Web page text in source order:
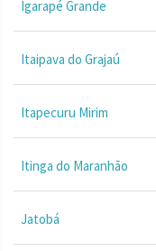
Igarapé Grande
Itaipava do Grajaú
Itapecuru Mirim
Itinga do Maranhão
Jatobá